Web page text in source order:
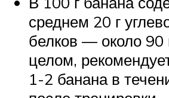
среднем 20 г
белков — около 90
целом,
1-2 банана в